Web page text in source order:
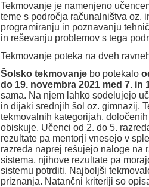
Tekmovanje je namenjeno
teme s področja računalništva oz.
programiranju in poznavanju
in reševanju problemov s tega
Tekmovanje poteka na dveh
Šolsko tekmovanje bo potekalo
do 19. novembra 2021 med 7. in
sama. Na njem lahko sodelujejo
in dijaki srednjih šol oz. gimnazij.
tekmovalnih kategorijah,
obiskuje. Učenci od 2. do 5.
rezultate pa mentorji vnesejo v
razreda naprej rešujejo naloge na
sistema, njihove rezultate pa
sistemu potrditi. Najboljši
priznanja. Natančni kriteriji so